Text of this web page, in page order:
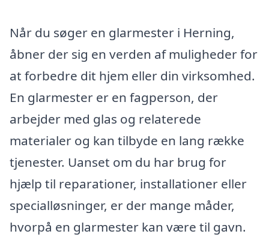
Når du søger en glarmester i Herning,
åbner der sig en verden af muligheder for
at forbedre dit hjem eller din virksomhed.
En glarmester er en fagperson, der
arbejder med glas og relaterede
materialer og kan tilbyde en lang række
tjenester. Uanset om du har brug for
hjælp til reparationer, installationer eller
specialløsninger, er der mange måder,
hvorpå en glarmester kan være til gavn.